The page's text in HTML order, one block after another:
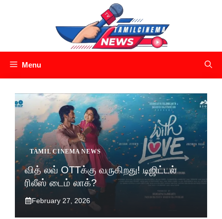
Menu
TAMIL CINEMA NEWS
வித் லவ் OTTக்கு வருகிறது! டிஜிட்டல்
ரிலீஸ் டைம் லாக்?
February 27, 2026